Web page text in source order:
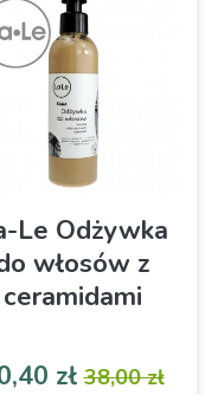
Le Odżywka
włosów z
ceramidami
złCena
38,00 zł